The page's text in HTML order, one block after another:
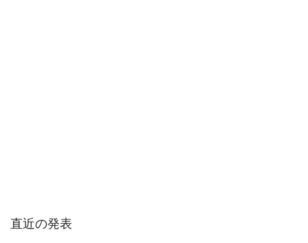
直近の発表